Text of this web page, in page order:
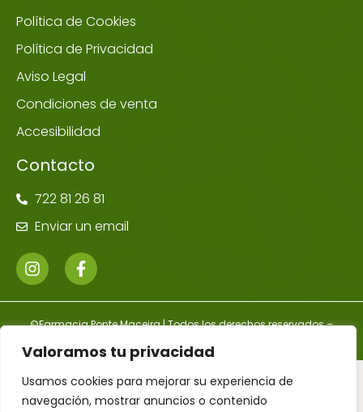
Valoramos tu privacidad
Usamos cookies para mejorar su experiencia de
navegación, mostrar anuncios o contenido
Política de Cookies
Política de Privacidad
Aviso Legal
Condiciones de venta
Accesibilidad
Contacto
722 81 26 81
Enviar un email
©Farmacia Ponte Maceira | Todos los derechos reservados –